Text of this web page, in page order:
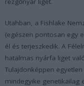
Utahban, a Fishlake
(egészen pontosan egy
él és terjeszkedik. A
hatalmas nyárfa liget
Tulajdonképpen
mindegyike genetikailag